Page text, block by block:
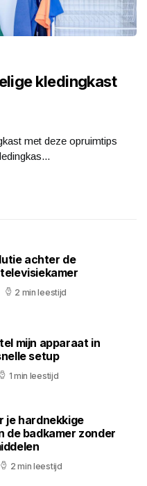
kledingkast
met deze opruimtips
achter de
2 min leestijd
mijn apparaat in
setup
1 min leestijd
je hardnekkige
de badkamer zonder
2 min leestijd